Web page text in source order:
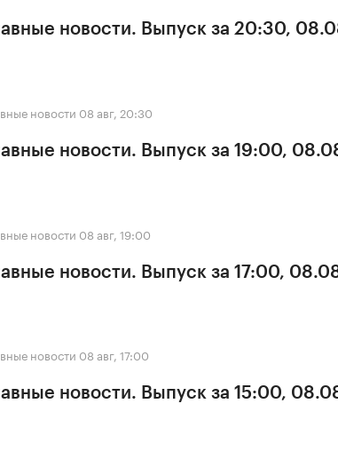
новости. Выпуск за 20:30,
новости 08 авг, 20:30
новости. Выпуск за 19:00,
новости 08 авг, 19:00
новости. Выпуск за 17:00,
новости 08 авг, 17:00
новости. Выпуск за 15:00,